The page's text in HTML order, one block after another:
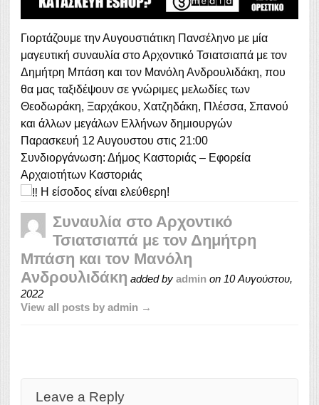
Γιορτάζουμε την Αυγουστιάτικη Πανσέληνο με μία
μαγευτική συναυλία στο Αρχοντικό Τσιατσιαπά με τον
Δημήτρη Μπάση και τον Μανόλη Ανδρουλιδάκη, που
θα μας ταξιδέψουν σε γνώριμες μελωδίες των
Θεοδωράκη, Ξαρχάκου, Χατζηδάκη, Πλέσσα, Σπανού
και άλλων μεγάλων Ελλήνων δημιουργών
Παρασκευή 12 Αυγουστου στις 21:00
Συνδιοργάνωση: Δήμος Καστοριάς – Εφορεία
Αρχαιοτήτων Καστοριάς
Η είσοδος είναι ελεύθερη!
Συναυλία στο Αρχοντικό
Τσιατσιαπά με τον Δημήτρη
Μπάση και τον Μανόλη
Ανδρουλιδάκη added by admin on 10 Αυγούστου,
2022
View all posts by admin →
Leave a Reply